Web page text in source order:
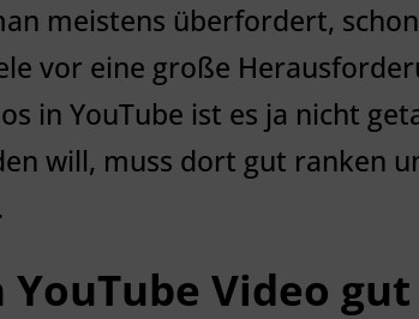
meistens überfordert,
vor eine große
in YouTube ist es ja nicht
will, muss dort gut ranken
Video